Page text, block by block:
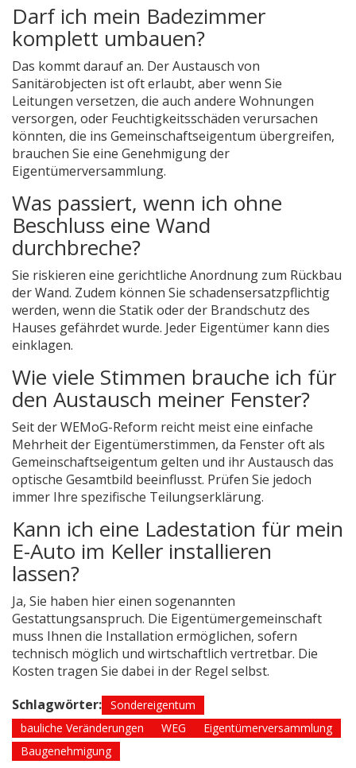
Darf ich mein Badezimmer
komplett umbauen?
Das kommt darauf an. Der Austausch von
Sanitärobjecten ist oft erlaubt, aber wenn Sie
Leitungen versetzen, die auch andere Wohnungen
versorgen, oder Feuchtigkeitsschäden verursachen
könnten, die ins Gemeinschaftseigentum übergreifen,
brauchen Sie eine Genehmigung der
Eigentümerversammlung.
Was passiert, wenn ich ohne
Beschluss eine Wand
durchbreche?
Sie riskieren eine gerichtliche Anordnung zum Rückbau
der Wand. Zudem können Sie schadensersatzpflichtig
werden, wenn die Statik oder der Brandschutz des
Hauses gefährdet wurde. Jeder Eigentümer kann dies
einklagen.
Wie viele Stimmen brauche ich für
den Austausch meiner Fenster?
Seit der WEMoG-Reform reicht meist eine einfache
Mehrheit der Eigentümerstimmen, da Fenster oft als
Gemeinschaftseigentum gelten und ihr Austausch das
optische Gesamtbild beeinflusst. Prüfen Sie jedoch
immer Ihre spezifische Teilungserklärung.
Kann ich eine Ladestation für mein
E-Auto im Keller installieren
lassen?
Ja, Sie haben hier einen sogenannten
Gestattungsanspruch. Die Eigentümergemeinschaft
muss Ihnen die Installation ermöglichen, sofern
technisch möglich und wirtschaftlich vertretbar. Die
Kosten tragen Sie dabei in der Regel selbst.
Schlagwörter: Sondereigentum
bauliche Veränderungen
WEG
Eigentümerversammlung
Baugenehmigung